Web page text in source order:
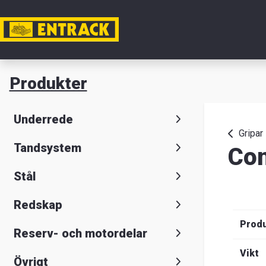
Mitt
Suomeksi
Produkter
Underrede
Tandsystem
Stål
Redskap
Reserv- och motordelar
Övrigt
Gripar
Vikt